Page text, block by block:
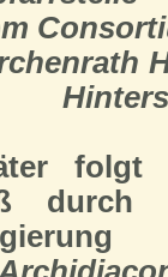
folgt
durch